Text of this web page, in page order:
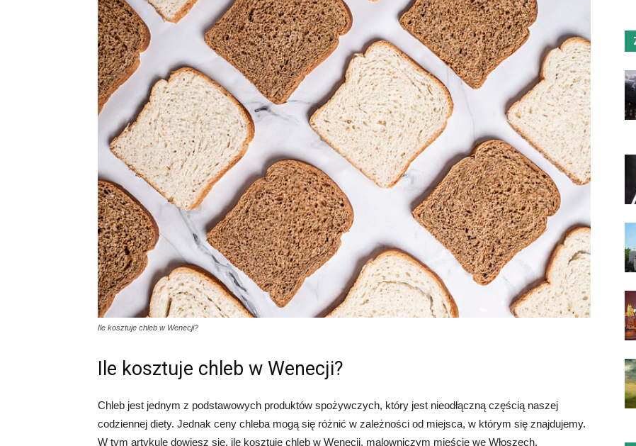
Ile kosztuje chleb w Wenecji?
Ile kosztuje chleb w Wenecji?
Chleb jest jednym z podstawowych produktów spożywczych, który jest nieodłączną częścią naszej
codziennej diety. Jednak ceny chleba mogą się różnić w zależności od miejsca, w którym się znajdujemy.
W tym artykule dowiesz się, ile kosztuje chleb w Wenecji, malowniczym mieście we Włoszech.